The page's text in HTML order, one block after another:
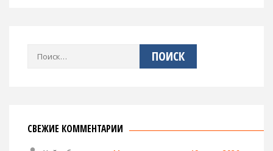
СВЕЖИЕ КОММЕНТАРИИ